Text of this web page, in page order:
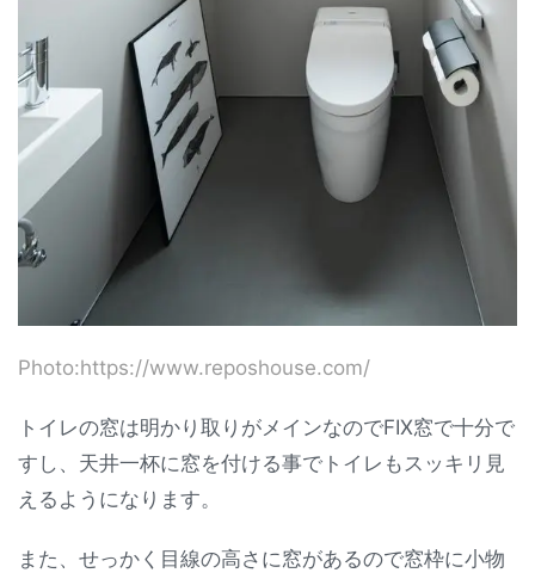
Photo:https://www.reposhouse.com/
トイレの窓は明かり取りがメインなのでFIX窓で十分で
すし、天井一杯に窓を付ける事でトイレもスッキリ見
えるようになります。
また、せっかく目線の高さに窓があるので窓枠に小物